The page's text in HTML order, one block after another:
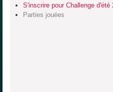
S'inscrire pour Challenge d'été
Parties jouées